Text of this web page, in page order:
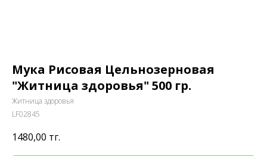
Мука Рисовая Цельнозерновая
"Житница здоровья" 500 гр.
Житница здоровья
LF02845
1480,00 тг.